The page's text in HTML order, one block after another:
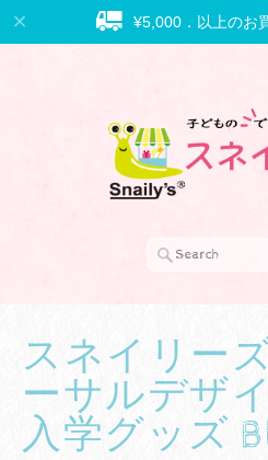
¥5,000．以上のお
スネイリー
ーサルデザ
入学グッズ